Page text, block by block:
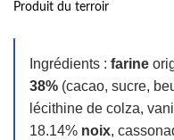
Produit du terroir
Ingrédients : farine
38% (cacao, sucre,
lécithine de colza,
18.14% noix,